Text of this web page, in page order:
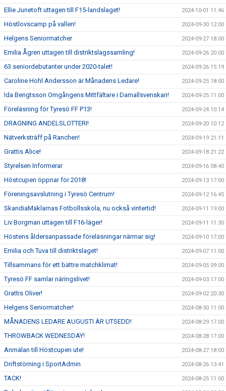
Ellie Junetoft uttagen till F15-landslaget! 2024-10-01 11:46
Höstlovscamp på vallen! 2024-09-30 12:00
Helgens Seniormatcher 2024-09-27 18:00
Emilia Ågren uttagen till distriktslagssamling! 2024-09-26 20:00
63 seniordebutanter under 2020-talet! 2024-09-26 15:19
Caroline Hohl Andersson är Månadens Ledare! 2024-09-25 18:00
Ida Bengtsson Omgångens Mittfältare i Damallsvenskan! 2024-09-25 11:00
Föreläsning för Tyresö FF P13! 2024-09-24 10:14
DRAGNING ANDELSLOTTERI! 2024-09-20 10:12
Nätverksträff på Ranchen! 2024-09-19 21:11
Grattis Alice! 2024-09-18 21:22
Styrelsen Informerar 2024-09-16 08:40
Höstcupen öppnar för 2018! 2024-09-13 17:00
Föreningsavslutning i Tyresö Centrum! 2024-09-12 16:45
SkandiaMäklarnas Fotbollsskola, nu också vintertid! 2024-09-11 19:00
Liv Borgman uttagen till F16-läger! 2024-09-11 11:30
Höstens åldersanpassade föreläsningar närmar sig! 2024-09-10 17:00
Emilia och Tuva till distriktslaget! 2024-09-07 11:00
Tillsammans för ett bättre matchklimat! 2024-09-05 09:00
Tyresö FF samlar näringslivet! 2024-09-03 17:00
Grattis Oliver! 2024-09-02 20:30
Helgens Seniormatcher! 2024-08-30 11:00
MÅNADENS LEDARE AUGUSTI ÄR UTSEDD! 2024-08-29 17:00
THROWBACK WEDNESDAY! 2024-08-28 17:00
Anmälan till Höstcupen ute! 2024-08-27 18:00
Driftstörning i SportAdmin 2024-08-26 13:41
TACK! 2024-08-25 11:00